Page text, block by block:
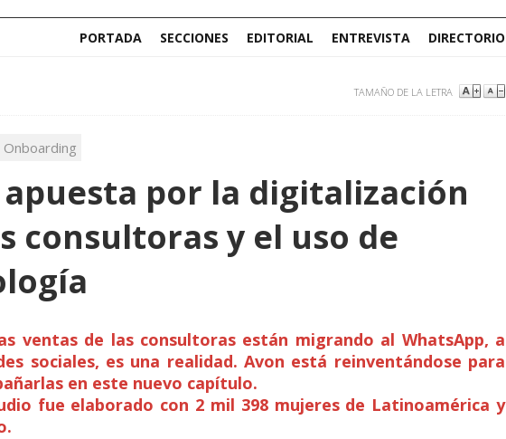
PORTADA SECCIONES EDITORIAL ENTREVISTA DIRECTORIO
TAMAÑO DE LA LETRA
Onboarding
por la digitalización
consultoras y el uso de
ventas de las consultoras están migrando al WhatsApp, a
sociales, es una realidad. Avon está reinventándose para
en este nuevo capítulo.
fue elaborado con 2 mil 398 mujeres de Latinoamérica y